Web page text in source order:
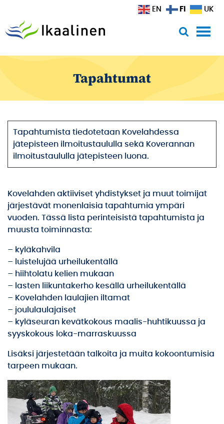
Tapahtumat
Tapahtumista tiedotetaan Kovelahdessa
jätepisteen ilmoitustaululla sekä Koverannan
ilmoitustaululla jätepisteen luona.
Kovelahden aktiiviset yhdistykset ja muut toimijat
järjestävät monenlaisia tapahtumia ympäri
vuoden. Tässä lista perinteisistä tapahtumista ja
muusta toiminnasta:
– kyläkahvila
– luistelujää urheilukentällä
– hiihtolatu kelien mukaan
– lasten liikuntakerho kesällä urheilukentällä
– Kovelahden laulajien iltamat
– joululaulajaiset
– kyläseuran kevätkokous maalis-huhtikuussa ja
syyskokous loka-marraskuussa
Lisäksi järjestetään talkoita ja muita kokoontumisia
tarpeen mukaan.
EN FI UK